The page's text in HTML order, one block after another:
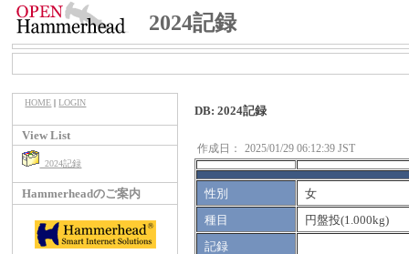
2024記録
HOME |LOGIN
View List
2024記録
Hammerheadのご案内
DB: 2024記録
作成日： 2025/01/29 06:12:39 JST
性別
女
種目
円盤投(1.000kg)
記録